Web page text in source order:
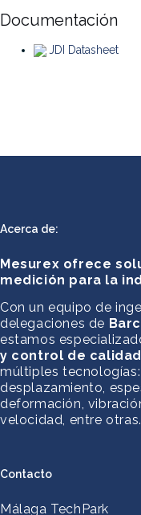
Documentación
JDI Datasheet
Acerca de:
Mesurex ofrece
medición para la
Con un equipo de
delegaciones de
estamos
y control de
múltiples
desplazamiento,
deformación,
velocidad, entre otras.
Contacto
Málaga TechPark